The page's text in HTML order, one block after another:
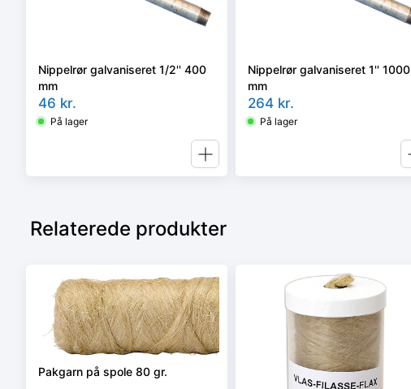
Nippelrør galvaniseret 1/2'' 400
mm
46 kr.
På lager
Nippelrør galvaniseret 1'' 1000
mm
264 kr.
På lager
Relaterede produkter
Pakgarn på spole 80 gr.